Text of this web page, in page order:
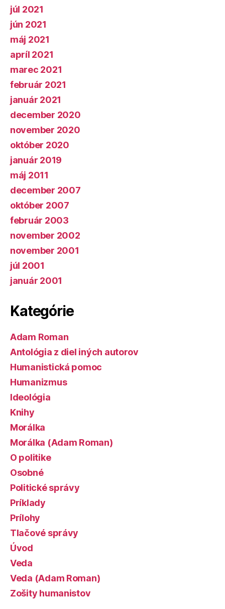
júl 2021
jún 2021
máj 2021
apríl 2021
marec 2021
február 2021
január 2021
december 2020
november 2020
október 2020
január 2019
máj 2011
december 2007
október 2007
február 2003
november 2002
november 2001
júl 2001
január 2001
Kategórie
Adam Roman
Antológia z diel iných autorov
Humanistická pomoc
Humanizmus
Ideológia
Knihy
Morálka
Morálka (Adam Roman)
O politike
Osobné
Politické správy
Príklady
Prílohy
Tlačové správy
Úvod
Veda
Veda (Adam Roman)
Zošity humanistov